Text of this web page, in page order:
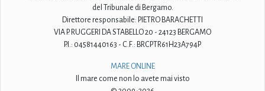
del Tribunale di Bergamo.
Direttore responsabile: PIETRO BARACHETTI
VIA P. RUGGERI DA STABELLO 20 - 24123 BERGAMO
P.I.: 04581440163 - C.F.: BRCPTR61H23A794P
MARE ONLINE
Il mare come non lo avete mai visto